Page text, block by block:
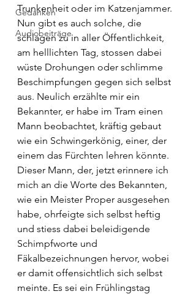
Gedanken
Audiobeiträge
Trunkenheit oder im Katzenjammer.
Nun gibt es auch solche, die
schlagen zu in aller Öffentlichkeit,
am helllichten Tag, stossen dabei
wüste Drohungen oder schlimme
Beschimpfungen gegen sich selbst
aus. Neulich erzählte mir ein
Bekannter, er habe im Tram einen
Mann beobachtet, kräftig gebaut
wie ein Schwingerkönig, einer, der
einem das Fürchten lehren könnte.
Dieser Mann, der, jetzt erinnere ich
mich an die Worte des Bekannten,
wie ein Meister Proper ausgesehen
habe, ohrfeigte sich selbst heftig
und stiess dabei beleidigende
Schimpfworte und
Fäkalbezeichnungen hervor, wobei
er damit offensichtlich sich selbst
meinte. Es sei ein Frühlingstag